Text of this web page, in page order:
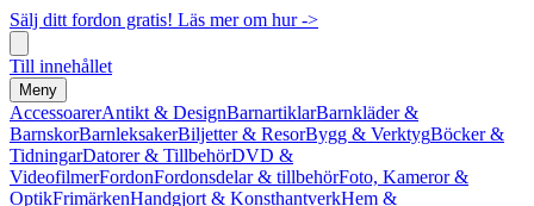
Sälj ditt fordon gratis! Läs mer om hur ->
Till innehållet
Meny
AccessoarerAntikt & DesignBarnartiklarBarnkläder &
BarnskorBarnleksakerBiljetter & ResorBygg & VerktygBöcker &
TidningarDatorer & TillbehörDVD &
VideofilmerFordonFordonsdelar & tillbehörFoto, Kameror &
OptikFrimärkenHandgjort & KonsthantverkHem &